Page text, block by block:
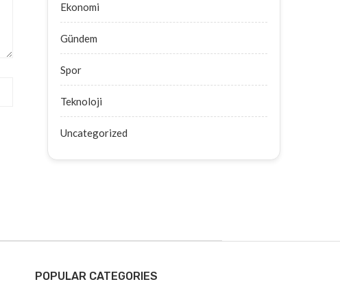
Ekonomi
Gündem
Spor
Teknoloji
Uncategorized
POPULAR CATEGORIES